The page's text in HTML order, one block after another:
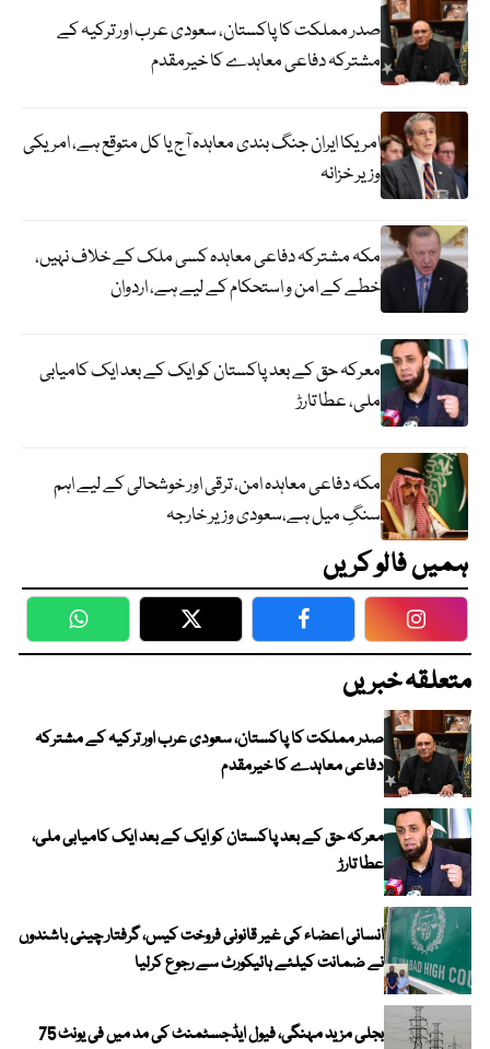
صدر مملکت کا پاکستان، سعودی عرب اور ترکیہ کے
مشترکہ دفاعی معاہدے کا خیرمقدم
امریکا ایران جنگ بندی معاہدہ آج یا کل متوقع ہے، امریکی
وزیر خزانہ
مکہ مشترکہ دفاعی معاہدہ کسی ملک کے خلاف نہیں،
خطے کے امن و استحکام کے لیے ہے، اردوان
معرکہ حق کے بعد پاکستان کو ایک کے بعد ایک کامیابی
ملی، عطا تارڑ
مکہ دفاعی معاہدہ امن، ترقی اور خوشحالی کے لیے اہم
سنگِ میل ہے،سعودی وزیر خارجہ
ہمیں فالو کریں
WhatsApp Twitter Facebook
متعلقہ خبریں
صدر مملکت کا پاکستان، سعودی عرب اور ترکیہ کے مشترکہ
دفاعی معاہدے کا خیرمقدم
معرکہ حق کے بعد پاکستان کو ایک کے بعد ایک کامیابی ملی،
عطا تارڑ
انسانی اعضاء کی غیر قانونی فروخت کیس، گرفتار چینی باشندوں
نے ضمانت کیلئے ہائیکورٹ سے رجوع کرلیا
بجلی مزید مہنگی، فیول ایڈجسٹمنٹ کی مد میں فی یونٹ 75